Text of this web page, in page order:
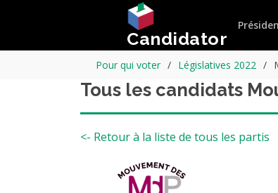
Candidator
Pour qui voter Législatives 2022
Tous les candidats
<- Retour à la liste de tous les partis